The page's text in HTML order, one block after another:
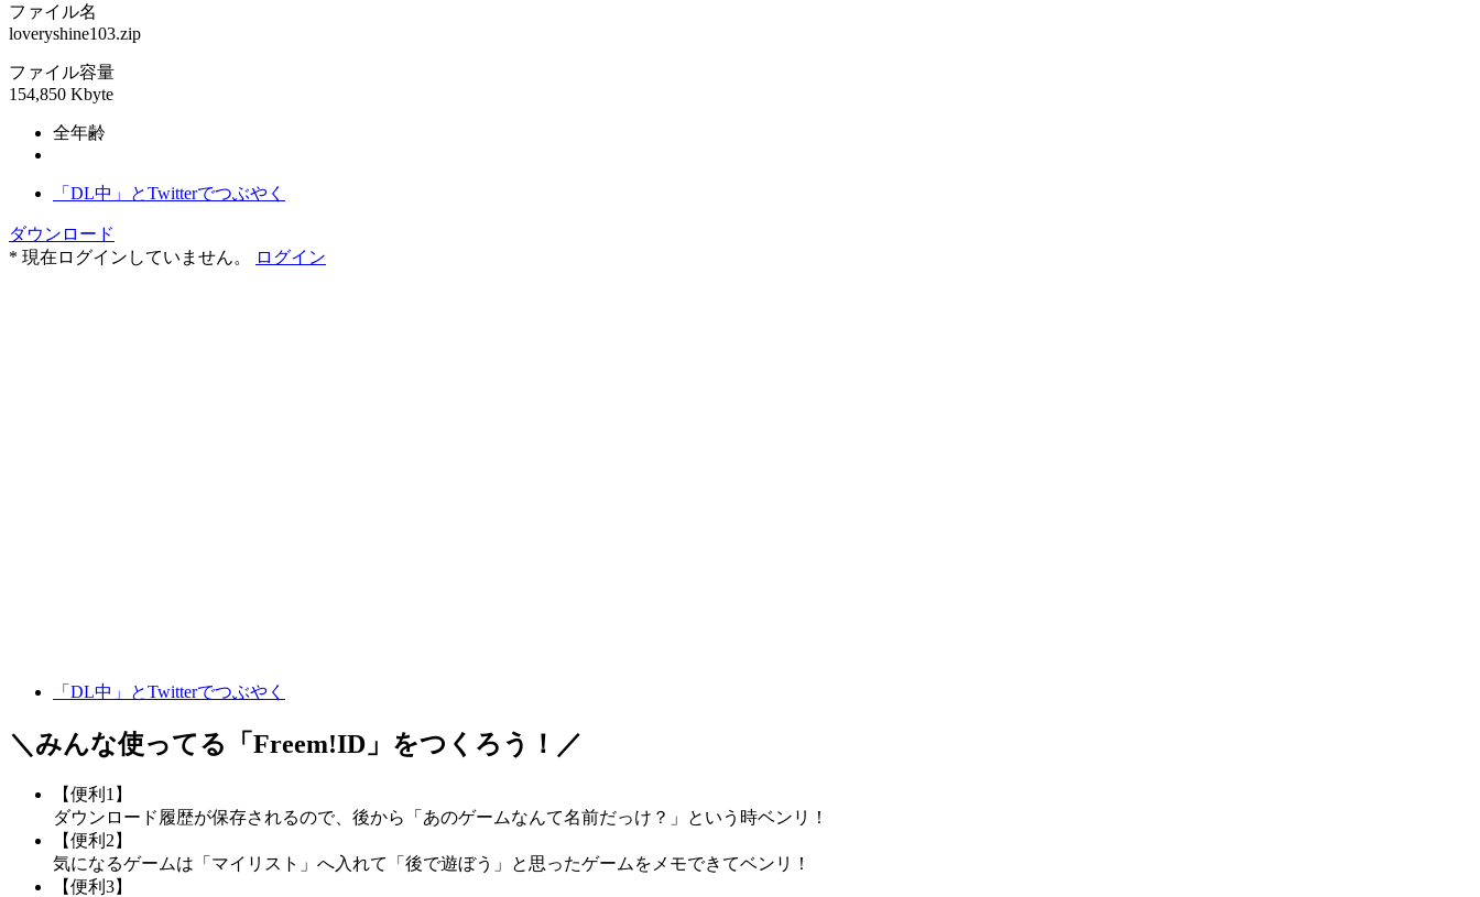
ファイル名
loveryshine103.zip
ファイル容量
154,850 Kbyte
全年齢
「DL中」とTwitterでつぶやく
ダウンロード
* 現在ログインしていません。
ログイン
「DL中」とTwitterでつぶやく
＼みんな使ってる「 Freem!ID 」をつくろう！／
【便利1】
ダウンロード履歴が保存されるので、後から「あのゲームなんて名前だっけ？」という時ベンリ！
【便利2】
気になるゲームは「マイリスト」へ入れて「後で遊ぼう」と思ったゲームをメモできてベンリ！
【便利3】